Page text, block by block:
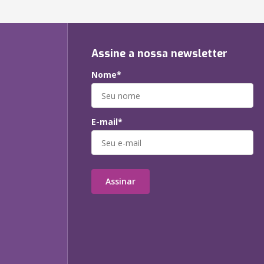
Assine a nossa newsletter
Nome*
E-mail*
Assinar